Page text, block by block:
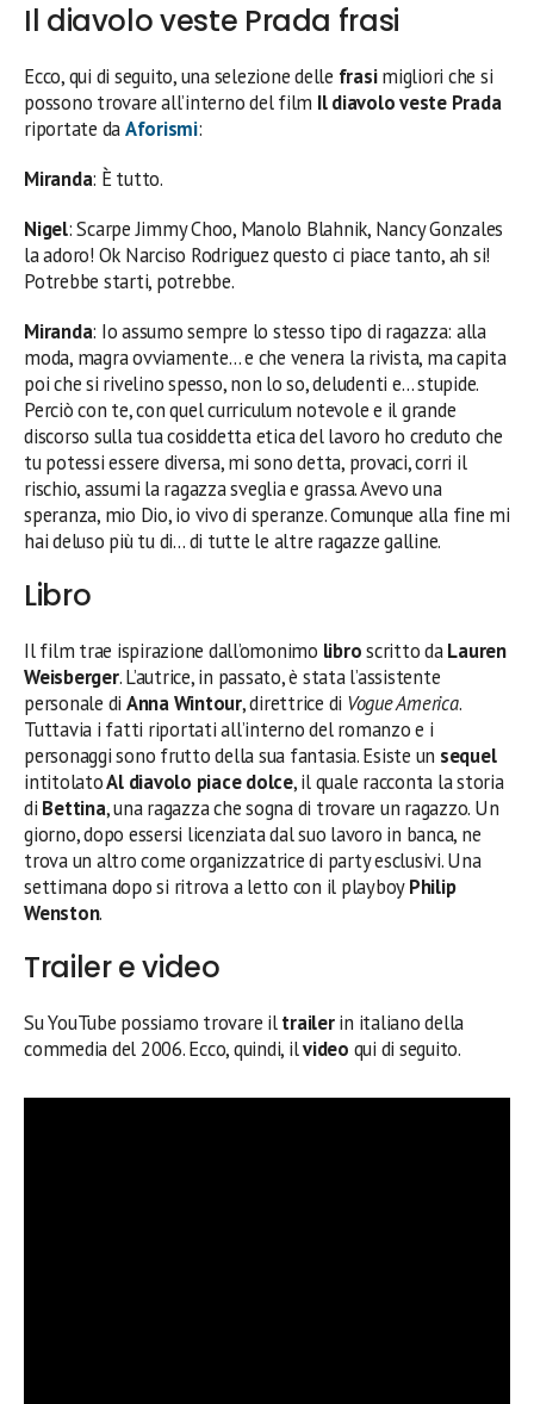
Il diavolo veste Prada frasi
Ecco, qui di seguito, una selezione delle frasimigliori che si
possono trovare all’interno del film Il diavolo veste Prada
riportate daAforismi:
Miranda: È tutto.
Nigel: Scarpe Jimmy Choo, Manolo Blahnik, Nancy Gonzales
la adoro! Ok Narciso Rodriguez questo ci piace tanto, ah si!
Potrebbe starti, potrebbe.
Miranda: Io assumo sempre lo stesso tipo di ragazza: alla
moda, magra ovviamente… e che venera la rivista, ma capita
poi che si rivelino spesso, non lo so, deludenti e… stupide.
Perciò con te, con quel curriculum notevole e il grande
discorso sulla tua cosiddetta etica del lavoro ho creduto che
tu potessi essere diversa, mi sono detta, provaci, corri il
rischio, assumi la ragazza sveglia e grassa. Avevo una
speranza, mio Dio, io vivo di speranze. Comunque alla fine mi
hai deluso più tu di… di tutte le altre ragazze galline.
Libro
Il film trae ispirazione dall’omonimo libroscritto daLauren
Weisberger. L’autrice, in passato, è stata l’assistente
personale di Anna Wintour, direttrice di Vogue America.
Tuttavia i fatti riportati all’interno del romanzo e i
personaggi sono frutto della sua fantasia. Esiste un sequel
intitolatoAl diavolo piace dolce, il quale racconta la storia
di Bettina, una ragazza che sogna di trovare un ragazzo. Un
giorno, dopo essersi licenziata dal suo lavoro in banca, ne
trova un altro come organizzatrice di party esclusivi. Una
settimana dopo si ritrova a letto con il playboyPhilip
Wenston.
Trailer e video
Su YouTube possiamo trovare iltrailerin italiano della
commedia del 2006. Ecco, quindi, ilvideo qui di seguito.